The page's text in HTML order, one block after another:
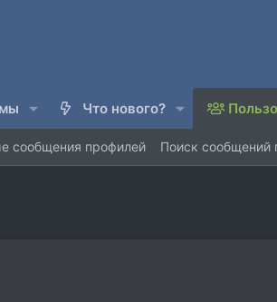
Что нового?
сообщения профилей Поиск сообщений